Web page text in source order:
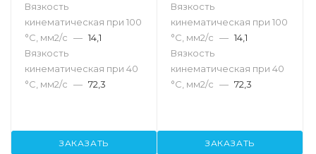
Вязкость
кинематическая при 100
°С, мм2/с — 14,1
Вязкость
кинематическая при 40
°С, мм2/с — 72,3
ЗАКАЗАТЬ
Вязкость
кинематическая при 100
°С, мм2/с — 14,1
Вязкость
кинематическая при 40
°С, мм2/с — 72,3
ЗАКАЗАТЬ